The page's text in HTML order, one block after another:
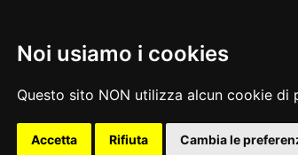
Noi usiamo i cookies
Questo sito NON utilizza alcun cookie
Accetta Rifiuta Cambia le
privacy |social media policy | dichiarazione di